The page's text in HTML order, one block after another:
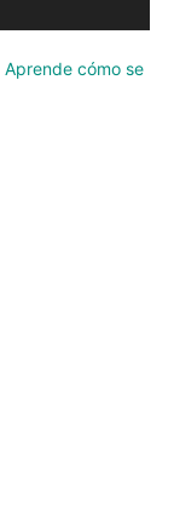
Aprende cómo se